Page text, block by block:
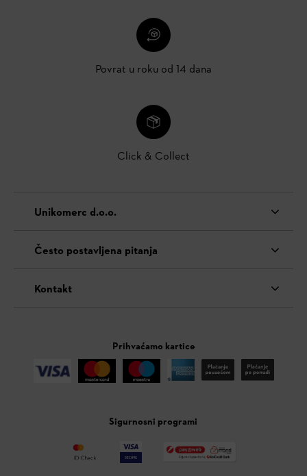
Povrat u roku od 14 dana
Click & Collect
Unikomerc d.o.o.
Često postavljena pitanja
Kontakt
Prihvaćamo kartice
Sigurnosni programi